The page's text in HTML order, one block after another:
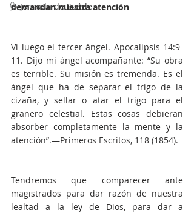
🩺 Jornada de Saúde
demandan nuestra atención
Vi luego el tercer ángel. Apocalipsis 14:9-
11. Dijo mi ángel acompañante: “Su obra
es terrible. Su misión es tremenda. Es el
ángel que ha de separar el trigo de la
cizaña, y sellar o atar el trigo para el
granero celestial. Estas cosas debieran
absorber completamente la mente y la
atención”.—Primeros Escritos, 118 (1854).
Tendremos que comparecer ante
magistrados para dar razón de nuestra
lealtad a la ley de Dios, para dar a